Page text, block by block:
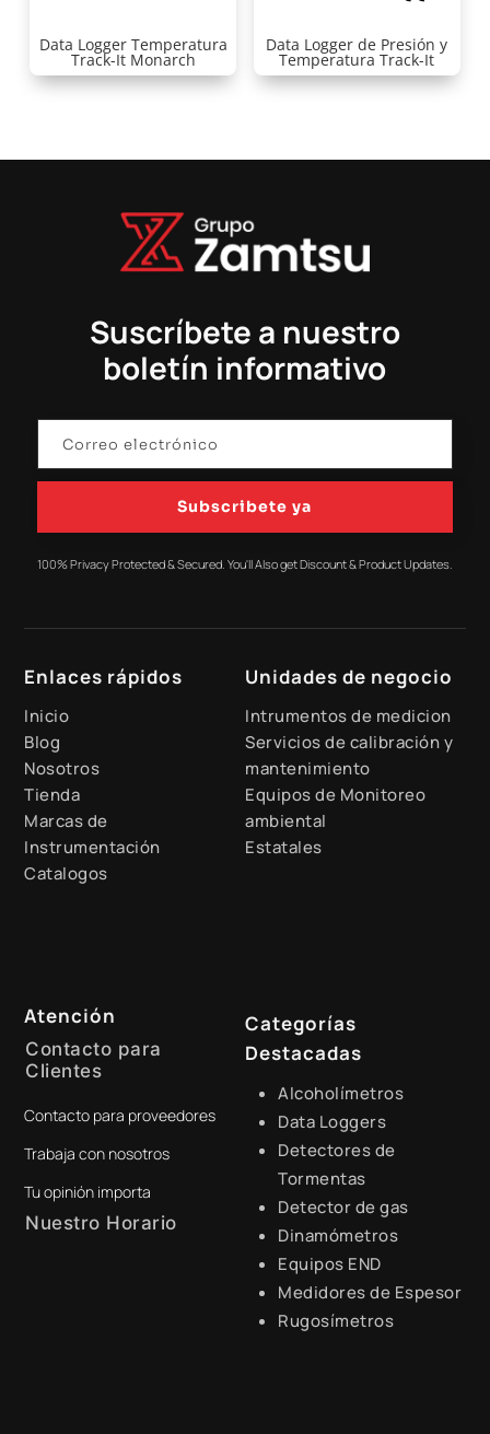
Data Logger Temperatura
Track-It Monarch
Data Logger de Presión y
Temperatura Track-It
Suscríbete a nuestro
boletín informativo
Subscribete ya
100% Privacy Protected & Secured. You'll Also get Discount & Product Updates.
Enlaces rápidos
Inicio
Blog
Nosotros
Tienda
Marcas de
Instrumentación
Catalogos
Unidades de negocio
Intrumentos de medicion
Servicios de calibración y
mantenimiento
Equipos de Monitoreo
ambiental
Estatales
Atención
Contacto para
Clientes
+51 941 525 454
digital@zamtsu.com
Contacto para proveedores
Trabaja con nosotros
Tu opinión importa
Nuestro Horario
Categorías
Destacadas
Alcoholímetros
Data Loggers
Detectores de
Tormentas
Detector de gas
Dinamómetros
Equipos END
Medidores de Espesor
Rugosímetros